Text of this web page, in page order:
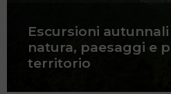
Escursioni
natura, paesaggi e
territorio